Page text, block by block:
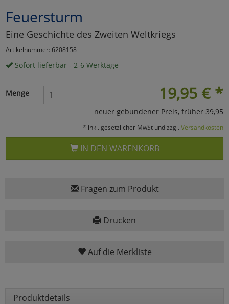
Feuersturm
Eine Geschichte des Zweiten Weltkriegs
Artikelnummer: 6208158
Sofort lieferbar - 2-6 Werktage
19,95 € *
Menge
neuer gebundener Preis, früher 39,95
* inkl. gesetzlicher MwSt und zzgl. Versandkosten
IN DEN WARENKORB
Fragen zum Produkt
Drucken
Auf die Merkliste
Produktdetails
Marketing
Umfragetools
Cookies
Alle Akzeptieren
Cookies
Einstellungen speichern
zurückzu Haupptseite